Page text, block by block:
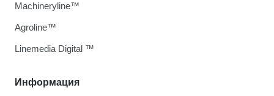
Информация
Machineryline™
Agroline™
Linemedia Digital ™